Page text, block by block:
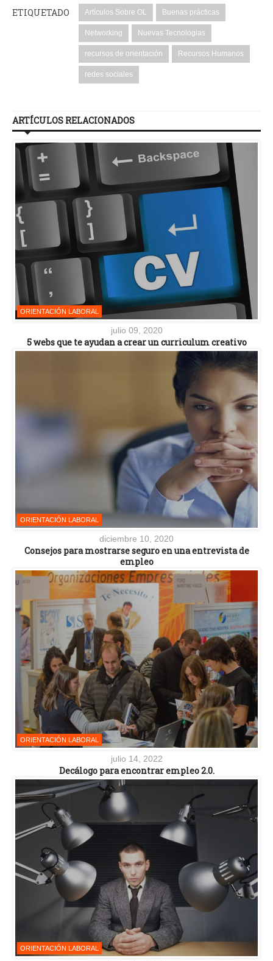
ETIQUETADO Artículos Sobre OL Buenas prácticas
Networking Nuevas Tecnologias
recursos de orientación Recursos Humanos
redes sociales
ARTÍCULOS RELACIONADOS
ORIENTACIÓN LABORAL
julio 09, 2020
5 webs que te ayudan a crear un curriculum creativo
ORIENTACIÓN LABORAL
diciembre 10, 2020
Consejos para mostrarse seguro en una entrevista de
empleo
ORIENTACIÓN LABORAL
julio 14, 2022
Decálogo para encontrar empleo 2.0.
ORIENTACIÓN LABORAL